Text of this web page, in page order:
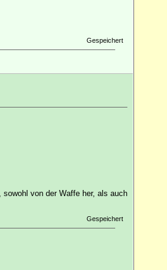
Gespeichert
von der Waffe her, als auch
Gespeichert